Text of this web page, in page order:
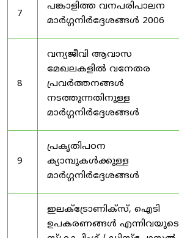
7
പങ്കാളിത്ത വനപരിപാലന
മാർഗ്ഗനിർദ്ദേശങ്ങൾ 2006
8
വന്യജീവി ആവാസ
മേഖലകളിൽ വനേതര
പ്രവർത്തനങ്ങൾ
നടത്തുന്നതിനുള്ള
മാർഗ്ഗനിർദ്ദേശങ്ങൾ
9
പ്രകൃതിപഠന
ക്യാമ്പുകൾക്കുള്ള
മാർഗ്ഗനിർദ്ദേശങ്ങൾ
ഇലക്‌ട്രോണിക്‌സ്, ഐടി
ഉപകരണങ്ങൾ എന്നിവയുടെ